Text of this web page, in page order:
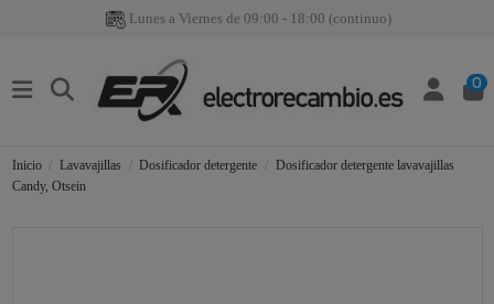
Lunes a Viernes de 09:00 - 18:00 (continuo)
0
Inicio Lavavajillas Dosificador detergente
Dosificador detergente lavavajillas
Candy, Otsein